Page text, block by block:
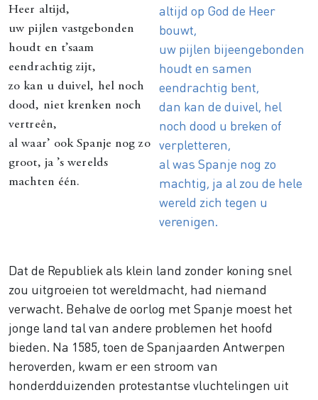
Heer altijd,
uw pijlen vastgebonden
houdt en t’saam
eendrachtig zijt,
zo kan u duivel, hel noch
dood, niet krenken noch
vertreên,
al waar’ ook Spanje nog zo
groot, ja ’s werelds
machten één.
altijd op God de Heer
bouwt,
uw pijlen bijeengebonden
houdt en samen
eendrachtig bent,
dan kan de duivel, hel
noch dood u breken of
verpletteren,
al was Spanje nog zo
machtig, ja al zou de hele
wereld zich tegen u
verenigen.
Dat de Republiek als klein land zonder koning snel
zou uitgroeien tot wereldmacht, had niemand
verwacht. Behalve de oorlog met Spanje moest het
jonge land tal van andere problemen het hoofd
bieden. Na 1585, toen de Spanjaarden Antwerpen
heroverden, kwam er een stroom van
honderdduizenden protestantse vluchtelingen uit